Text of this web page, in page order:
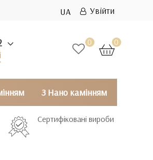
UA Увійти
0 0
З Нано камінням
Сертифіковані вироби